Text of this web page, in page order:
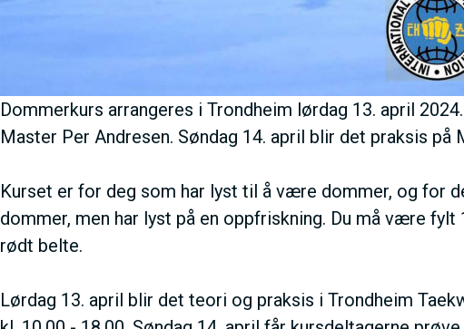
A
I
N
M
E
Dommerkurs arrangeres i Trondheim lørdag 13. april
Master Per Andresen. Søndag 14. april blir det praksis
Kurset er for deg som har lyst til å være dommer, og for
dommer, men har lyst på en oppfriskning. Du må være fylt
rødt belte.
Lørdag 13. april blir det teori og praksis i Trondheim